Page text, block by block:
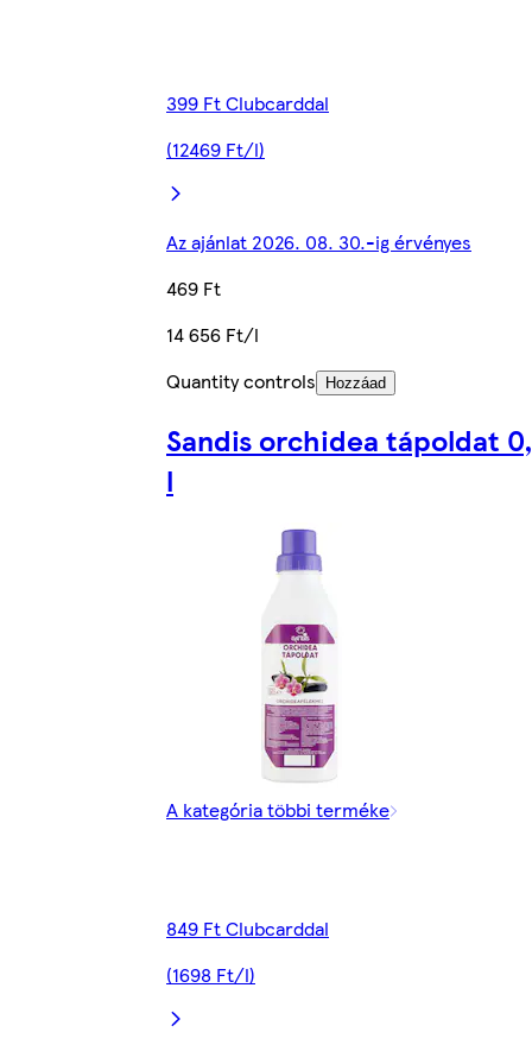
399 Ft Clubcarddal
(12469 Ft/l)
Az ajánlat 2026. 08. 30.-ig érvényes
469 Ft
14 656 Ft/l
Quantity controls
Hozzáad
Sandis orchidea tápoldat
l
A kategória többi terméke
849 Ft Clubcarddal
(1698 Ft/l)